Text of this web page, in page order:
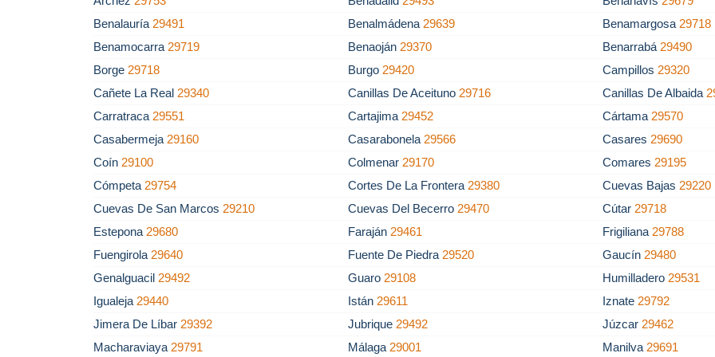
Benalauría 29491 Benalmádena 29639 Benamargosa 29718
Benamocarra 29719 Benaoján 29370 Benarrabá 29490
Borge 29718 Burgo 29420 Campillos 29320
Cañete La Real 29340 Canillas De Aceituno 29716 Canillas De Albaida
Carratraca 29551 Cartajima 29452 Cártama 29570
Casabermeja 29160 Casarabonela 29566 Casares 29690
Coín 29100 Colmenar 29170 Comares 29195
Cómpeta 29754 Cortes De La Frontera 29380 Cuevas Bajas 29220
Cuevas De San Marcos 29210 Cuevas Del Becerro 29470 Cútar 29718
Estepona 29680 Faraján 29461 Frigiliana 29788
Fuengirola 29640 Fuente De Piedra 29520 Gaucín 29480
Genalguacil 29492 Guaro 29108 Humilladero 29531
Igualeja 29440 Istán 29611 Iznate 29792
Jimera De Líbar 29392 Jubrique 29492 Júzcar 29462
Macharaviaya 29791 Málaga 29001 Manilva 29691